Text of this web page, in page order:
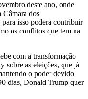
deste ano, onde
Câmara dos
para isso poderá contribuir
os conflitos que tem na
com a transformação
sobre as eleições, que já
o poder devido
dias, Donald Trump quer